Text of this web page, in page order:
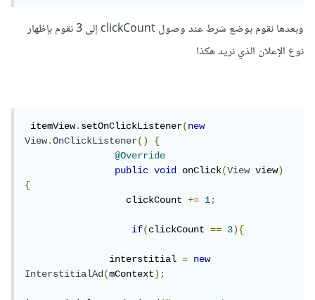
وبعدها نقوم بوضع شرط عند وصول clickCount إلى 3 نقوم بإظهار
نوع الإعلان الذي نريد هكذا
itemView.setOnClickListener(new
View.OnClickListener()
{
@Override
public
void onClick(View view)
{
                  clickCount
+= 1;
if(clickCount == 3){
               interstitial
=
new
InterstitialAd(mContext);